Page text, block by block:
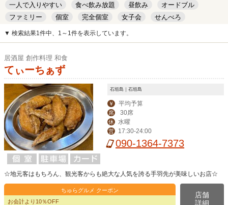
一人で入りやすい
食べ飲み放題 昼飲み
オードブル
ファミリー
個室 完全個室 女子会
せんべろ
キッズルーム
安い デート
▼ 検索結果1件中、1～1件を表示しています。
居酒屋 創作料理 和食
てぃーちぁず
石垣島｜石垣島
￥ 平均予算
席 30席
休 水曜
営 17:30-24:00
090-1364-7373
☆地元客はもちろん、観光客からも絶大な人気を誇る手羽先が美味しいお店☆
ちゅらグルメ クーポン
お会計より10％OFF
店舗
詳細